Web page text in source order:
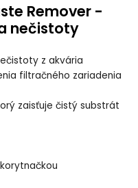
Remover -
nečistoty
z akvária
filtračného zariadenia
zaisťuje čistý substrát